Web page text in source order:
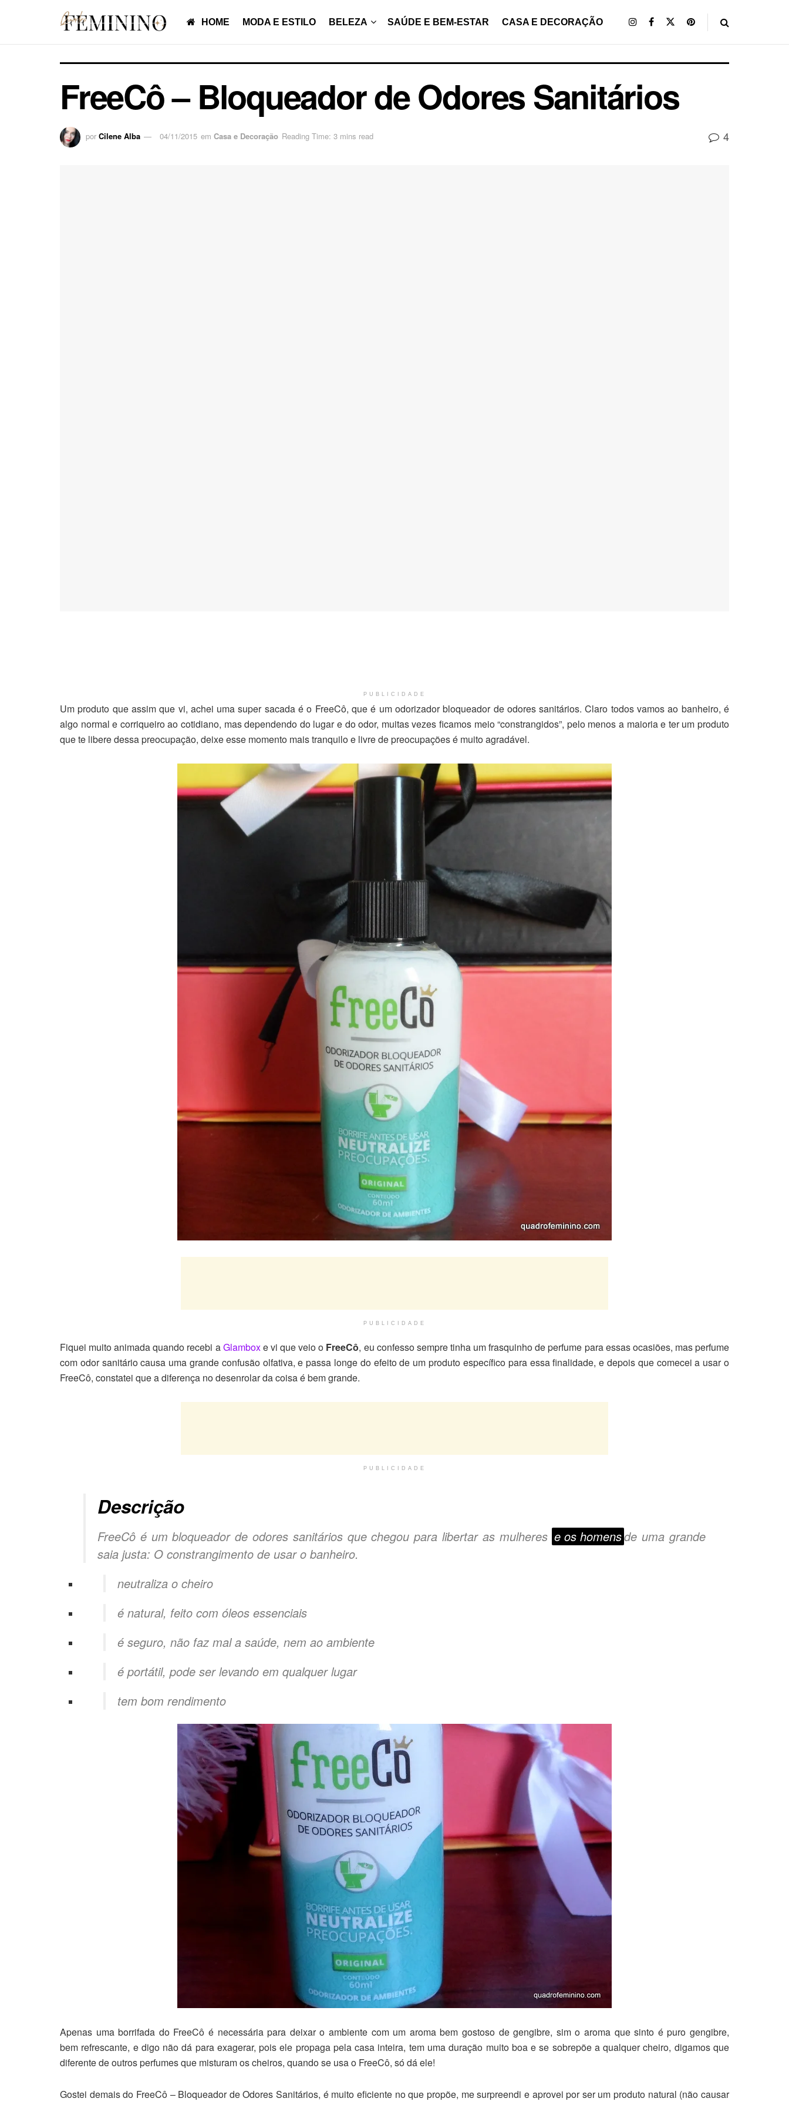
HOME MODA E ESTILO BELEZA SAÚDE E BEM-ESTAR CASA E DECORAÇÃO
FreeCô – Bloqueador de Odores Sanitários
por Cilene Alba 04/11/2015 em Casa e Decoração Reading Time: 3 mins read 4
PUBLICIDADE
Um produto que assim que vi, achei uma super sacada é o FreeCô, que é um odorizador bloqueador de odores sanitários. Claro todos vamos ao banheiro, é
algo normal e corriqueiro ao cotidiano, mas dependendo do lugar e do odor, muitas vezes ficamos meio “constrangidos”, pelo menos a maioria e ter um produto
que te libere dessa preocupação, deixe esse momento mais tranquilo e livre de preocupações é muito agradável.
PUBLICIDADE
Fiquei muito animada quando recebi aGlamboxe vi que veio o FreeCô, eu confesso sempre tinha um frasquinho de perfume para essas ocasiões, mas perfume
com odor sanitário causa uma grande confusão olfativa, e passa longe do efeito de um produto específico para essa finalidade, e depois que comecei a usar o
FreeCô, constatei que a diferença no desenrolar da coisa é bem grande.
PUBLICIDADE
Descrição
FreeCô é um bloqueador de odores sanitários que chegou para libertar as mulheres e os homensde uma grande
saia justa: O constrangimento de usar o banheiro.
neutraliza o cheiro
é natural, feito com óleos essenciais
é seguro, não faz mal a saúde, nem ao ambiente
é portátil, pode ser levando em qualquer lugar
tem bom rendimento
Apenas uma borrifada do FreeCô é necessária para deixar o ambiente com um aroma bem gostoso de gengibre, sim o aroma que sinto é puro gengibre,
bem refrescante, e digo não dá para exagerar, pois ele propaga pela casa inteira, tem uma duração muito boa e se sobrepõe a qualquer cheiro, digamos que
diferente de outros perfumes que misturam os cheiros, quando se usa o FreeCô, só dá ele!
Gostei demais do FreeCô – Bloqueador de Odores Sanitários, é muito eficiente no que propõe, me surpreendi e aprovei por ser um produto natural (não causar